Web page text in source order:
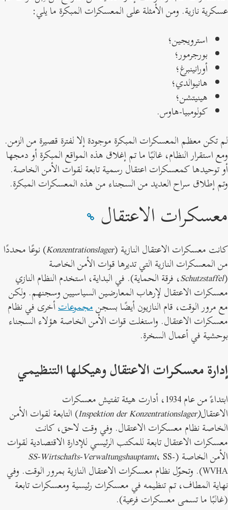
نازية. ومن الأمثلة على المعسكرات المبكرة ما يلي:
استرويجين؛
بورجرمور؛
أورانينبرغ؛
هانيوالدي؛
هينيتشن؛
كولومبيا-هاوس.
تكن معظم المعسكرات المبكرة موجودة إلا لفترة قصيرة من الزمن.
استقرار النظام، غالبًا ما تم إغلاق هذه المواقع المبكرة أو دمجها
توحيدها كمعسكرات اعتقال رسمية تابعة لقوات الأمن الخاصة.
إطلاق سراح العديد من السجناء من هذه المعسكرات المبكرة.
الاعتقال
معسكرات الاعتقال النازية (Konzentrationslager) نوعًا محددًا
المعسكرات النازية التي تديرها قوات الأمن الخاصة
Schutzstaffel، فرقة الحماية). في البداية، استخدم النظام النازي
الاعتقال لإرهاب المعارضين السياسيين وسجنهم. ولكن
مرور الوقت، قام النازيون أيضًا بسجنمجموعاتأخرى في نظام
الاعتقال. واستغلت قوات الأمن الخاصة هؤلاء السجناء
في أعمال السخرة.
معسكرات الاعتقال وهيكلها التنظيمي
ابتداءً من عام 1934، أدارت هيئة تفتيش معسكرات
(Inspektion der Konzentrationslager ) التابعة لقوات الأمن
نظام معسكرات الاعتقال. وفي وقت لاحق، كانت
الاعتقال تابعة للمكتب الرئيسي للإدارة الاقتصادية لقوات
الخاصة ( SS-Wirtschafts-Verwaltungshauptamt، SS-
WVHA). وتحوّل نظام معسكرات الاعتقال النازية بمرور الوقت. وفي
المطاف، تم تنظيمه في معسكرات رئيسية ومعسكرات تابعة
ما تسمى معسكرات فرعية).